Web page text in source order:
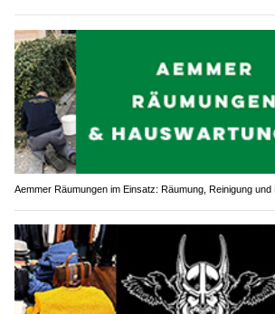
Aemmer Räumungen im Einsatz: Räumung, Reinigung